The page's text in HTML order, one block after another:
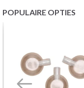
POPULAIRE OPTIES